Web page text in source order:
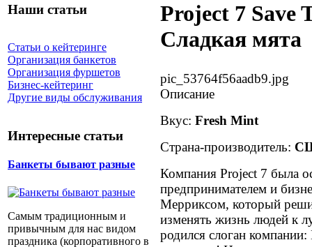
Наши статьи
Статьи о кейтеринге
Организация банкетов
Организация фуршетов
Бизнес-кейтеринг
Другие виды обслуживания
Интересные статьи
Банкеты бывают разные
Самым традиционным и
привычным для нас видом
праздника (корпоративного в
Project 7 Save
Сладкая мята
pic_53764f56aadb9.jpg
Описание
Вкус: Fresh Mint
Страна-производитель:
Компания Project 7 была
предпринимателем и
Мерриксом, который
изменять жизнь людей к
родился слоган